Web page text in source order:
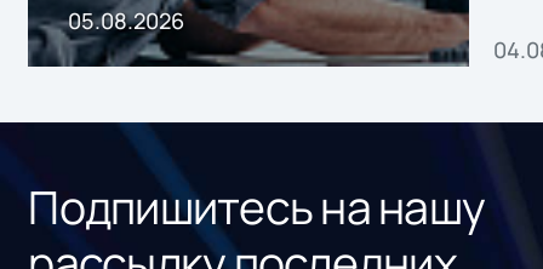
05.08.2026
Подпишитесь на нашу